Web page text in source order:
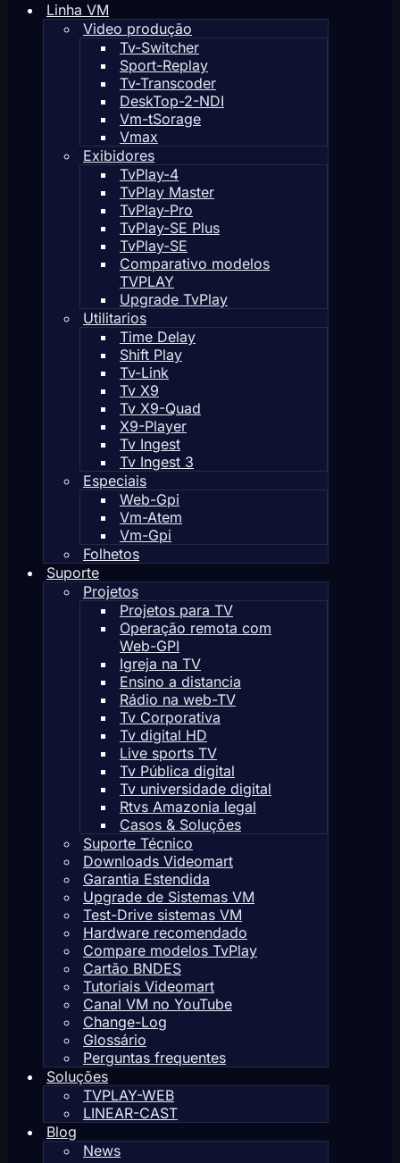
navegaçãoLinha VM
Video produção
Tv-Switcher
Sport-Replay
Tv-Transcoder
DeskTop-2-NDI
Vm-tSorage
Vmax
Exibidores
TvPlay-4
TvPlay Master
TvPlay-Pro
TvPlay-SE Plus
TvPlay-SE
Comparativo modelos
TVPLAY
Upgrade TvPlay
Utilitarios
Time Delay
Shift Play
Tv-Link
Tv X9
Tv X9-Quad
X9-Player
Tv Ingest
Tv Ingest 3
Especiais
Web-Gpi
Vm-Atem
Vm-Gpi
Folhetos
Suporte
Projetos
Projetos para TV
Operação remota com
Web-GPI
Igreja na TV
Ensino a distancia
Rádio na web-TV
Tv Corporativa
Tv digital HD
Live sports TV
Tv Pública digital
Tv universidade digital
Rtvs Amazonia legal
Casos & Soluções
Suporte Técnico
Downloads Videomart
Garantia Estendida
Upgrade de Sistemas VM
Test-Drive sistemas VM
Hardware recomendado
Compare modelos TvPlay
Cartão BNDES
Tutoriais Videomart
Canal VM no YouTube
Change-Log
Glossário
Perguntas frequentes
Soluções
TVPLAY-WEB
LINEAR-CAST
Blog
News